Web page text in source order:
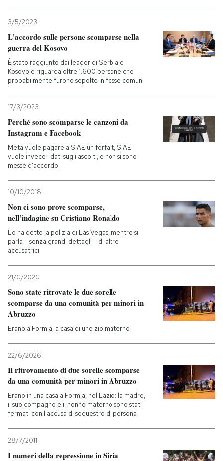
3/5/2023
L’accordo sulle persone scomparse nella
guerra del Kosovo
È stato raggiunto dai leader di Serbia e
Kosovo e riguarda oltre 1.600 persone che
probabilmente furono sepolte in fosse comuni
17/3/2023
Perché sono scomparse le canzoni da
Instagram e Facebook
Meta vuole pagare a SIAE un forfait, SIAE
vuole invece i dati sugli ascolti, e non si sono
messe d'accordo
10/10/2018
Non ci sono prove scomparse,
nell’indagine su Cristiano Ronaldo
Lo ha detto la polizia di Las Vegas, mentre si
parla – senza grandi dettagli – di altre
accusatrici
21/6/2026
Sono state ritrovate le due sorelle
scomparse da una comunità per minori in
Abruzzo
Erano a Formia, a casa di uno zio materno
22/6/2026
Il ritrovamento di due sorelle scomparse
da una comunità per minori in Abruzzo
Erano in una casa a Formia, nel Lazio: la madre,
il suo compagno e il nonno materno sono stati
fermati con l'accusa di sequestro di persona
28/7/2011
I numeri della repressione in Siria